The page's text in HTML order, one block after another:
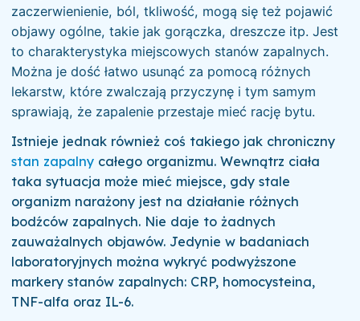
zaczerwienienie, ból, tkliwość, mogą się też pojawić
objawy ogólne, takie jak gorączka, dreszcze itp. Jest
to charakterystyka miejscowych stanów zapalnych.
Można je dość łatwo usunąć za pomocą różnych
lekarstw, które zwalczają przyczynę i tym samym
sprawiają, że zapalenie przestaje mieć rację bytu.
Istnieje jednak również coś takiego jak chroniczny
stan zapalnycałego organizmu. Wewnątrz ciała
taka sytuacja może mieć miejsce, gdy stale
organizm narażony jest na działanie różnych
bodźców zapalnych. Nie daje to żadnych
zauważalnych objawów. Jedynie w badaniach
laboratoryjnych można wykryć podwyższone
markery stanów zapalnych: CRP, homocysteina,
TNF-alfa oraz IL-6.